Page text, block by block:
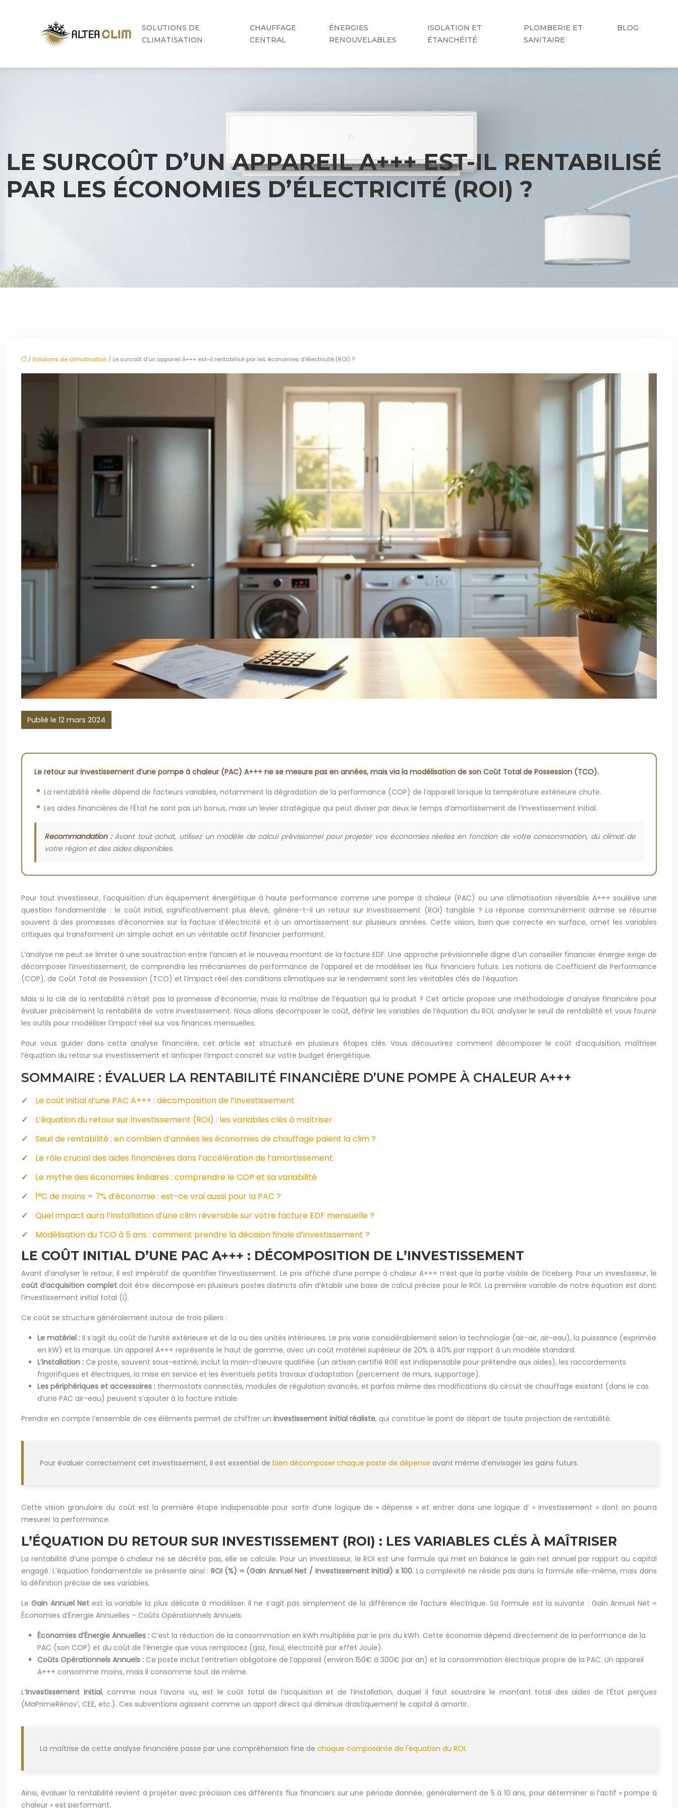
SOLUTIONS DE
CLIMATISATION
CHAUFFAGE
CENTRAL
ÉNERGIES
RENOUVELABLES
ISOLATION ET
ÉTANCHÉITÉ
PLOMBERIE ET
SANITAIRE
BLOG
LE SURCOÛT D’UN APPAREIL A+++ EST-IL RENTABILISÉ
PAR LES ÉCONOMIES D’ÉLECTRICITÉ (ROI) ?
/ Solutions de climatisation / Le surcoût d’un appareil A+++ est-il rentabilisé par les économies d’électricité (ROI) ?
Publié le 12 mars 2024
Le retour sur investissement d’une pompe à chaleur (PAC) A+++ ne se mesure pas en années, mais via la modélisation de son Coût Total de Possession (TCO).
La rentabilité réelle dépend de facteurs variables, notamment la dégradation de la performance (COP) de l’appareil lorsque la température extérieure chute.
Les aides financières de l’État ne sont pas un bonus, mais un levier stratégique qui peut diviser par deux le temps d’amortissement de l’investissement initial.
Recommandation :Avant tout achat, utilisez un modèle de calcul prévisionnel pour projeter vos économies réelles en fonction de votre consommation, du climat de
votre région et des aides disponibles.
Pour tout investisseur, l’acquisition d’un équipement énergétique à haute performance comme une pompe à chaleur (PAC) ou une climatisation réversible A+++ soulève une
question fondamentale : le coût initial, significativement plus élevé, génère-t-il un retour sur investissement (ROI) tangible ? La réponse communément admise se résume
souvent à des promesses d’économies sur la facture d’électricité et à un amortissement sur plusieurs années. Cette vision, bien que correcte en surface, omet les variables
critiques qui transforment un simple achat en un véritable actif financier performant.
L’analyse ne peut se limiter à une soustraction entre l’ancien et le nouveau montant de la facture EDF. Une approche prévisionnelle digne d’un conseiller financier énergie exige de
décomposer l’investissement, de comprendre les mécanismes de performance de l’appareil et de modéliser les flux financiers futurs. Les notions de Coefficient de Performance
(COP), de Coût Total de Possession (TCO) et l’impact réel des conditions climatiques sur le rendement sont les véritables clés de l’équation.
Mais si la clé de la rentabilité n’était pas la promesse d’économie, mais la maîtrise de l’équation qui la produit ? Cet article propose une méthodologie d’analyse financière pour
évaluer précisément la rentabilité de votre investissement. Nous allons décomposer le coût, définir les variables de l’équation du ROI, analyser le seuil de rentabilité et vous fournir
les outils pour modéliser l’impact réel sur vos finances mensuelles.
Pour vous guider dans cette analyse financière, cet article est structuré en plusieurs étapes clés. Vous découvrirez comment décomposer le coût d’acquisition, maîtriser
l’équation du retour sur investissement et anticiper l’impact concret sur votre budget énergétique.
SOMMAIRE : ÉVALUER LA RENTABILITÉ FINANCIÈRE D’UNE POMPE À CHALEUR A+++
Le coût initial d’une PAC A+++ : décomposition de l’investissement
L’équation du retour sur investissement (ROI) : les variables clés à maîtriser
Seuil de rentabilité : en combien d’années les économies de chauffage paient la clim ?
Le rôle crucial des aides financières dans l’accélération de l’amortissement
Le mythe des économies linéaires : comprendre le COP et sa variabilité
1°C de moins = 7% d’économie : est-ce vrai aussi pour la PAC ?
Quel impact aura l’installation d’une clim réversible sur votre facture EDF mensuelle ?
Modélisation du TCO à 5 ans : comment prendre la décision finale d’investissement ?
LE COÛT INITIAL D’UNE PAC A+++ : DÉCOMPOSITION DE L’INVESTISSEMENT
Avant d’analyser le retour, il est impératif de quantifier l’investissement. Le prix affiché d’une pompe à chaleur A+++ n’est que la partie visible de l’iceberg. Pour un investisseur, le
coût d’acquisition completdoit être décomposé en plusieurs postes distincts afin d’établir une base de calcul précise pour le ROI. La première variable de notre équation est donc
l’investissement initial total (I).
Ce coût se structure généralement autour de trois piliers :
Le matériel : Il s’agit du coût de l’unité extérieure et de la ou des unités intérieures. Le prix varie considérablement selon la technologie (air-air, air-eau), la puissance (exprimée
en kW) et la marque. Un appareil A+++ représente le haut de gamme, avec un coût matériel supérieur de 20% à 40% par rapport à un modèle standard.
L’installation : Ce poste, souvent sous-estimé, inclut la main-d’œuvre qualifiée (un artisan certifié RGE est indispensable pour prétendre aux aides), les raccordements
frigorifiques et électriques, la mise en service et les éventuels petits travaux d’adaptation (percement de murs, supportage).
Les périphériques et accessoires : thermostats connectés, modules de régulation avancés, et parfois même des modifications du circuit de chauffage existant (dans le cas
d’une PAC air-eau) peuvent s’ajouter à la facture initiale.
Prendre en compte l’ensemble de ces éléments permet de chiffrer un investissement initial réaliste, qui constitue le point de départ de toute projection de rentabilité.
Pour évaluer correctement cet investissement, il est essentiel de bien décomposer chaque poste de dépense avant même d’envisager les gains futurs.
Cette vision granulaire du coût est la première étape indispensable pour sortir d’une logique de « dépense » et entrer dans une logique d’ « investissement » dont on pourra
mesurer la performance.
L’ÉQUATION DU RETOUR SUR INVESTISSEMENT (ROI) : LES VARIABLES CLÉS À MAÎTRISER
La rentabilité d’une pompe à chaleur ne se décrète pas, elle se calcule. Pour un investisseur, le ROI est une formule qui met en balance le gain net annuel par rapport au capital
engagé. L’équation fondamentale se présente ainsi : ROI (%) = (Gain Annuel Net / Investissement Initial) x 100. La complexité ne réside pas dans la formule elle-même, mais dans
la définition précise de ses variables.
LeGain Annuel Net est la variable la plus délicate à modéliser. Il ne s’agit pas simplement de la différence de facture électrique. Sa formule est la suivante : Gain Annuel Net =
Économies d’Énergie Annuelles – Coûts Opérationnels Annuels.
Économies d’Énergie Annuelles : C’est la réduction de la consommation en kWh multipliée par le prix du kWh. Cette économie dépend directement de la performance de la
PAC (son COP) et du coût de l’énergie que vous remplacez (gaz, fioul, électricité par effet Joule).
Coûts Opérationnels Annuels : Ce poste inclut l’entretien obligatoire de l’appareil (environ 150€ à 300€ par an) et la consommation électrique propre de la PAC. Un appareil
A+++ consomme moins, mais il consomme tout de même.
L’Investissement Initial, comme nous l’avons vu, est le coût total de l’acquisition et de l’installation, duquel il faut soustraire le montant total des aides de l’État perçues
(MaPrimeRénov’, CEE, etc.). Ces subventions agissent comme un apport direct qui diminue drastiquement le capital à amortir.
La maîtrise de cette analyse financière passe par une compréhension fine de chaque composante de l'équation du ROI.
Ainsi, évaluer la rentabilité revient à projeter avec précision ces différents flux financiers sur une période donnée, généralement de 5 à 10 ans, pour déterminer si l’actif « pompe à
chaleur » est performant.